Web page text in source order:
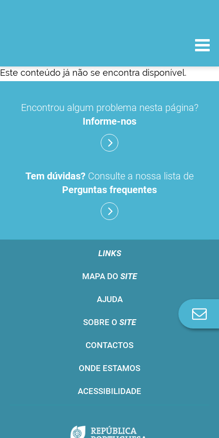
Este conteúdo já não se encontra disponível.
Encontrou algum problema nesta página?
Informe-nos
Tem dúvidas? Consulte a nossa lista de
Perguntas frequentes
LINKS
MAPA DO SITE
AJUDA
SOBRE O SITE
CONTACTOS
ONDE ESTAMOS
ACESSIBILIDADE